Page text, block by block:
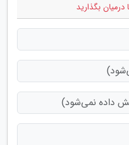
درمیان بگذارید